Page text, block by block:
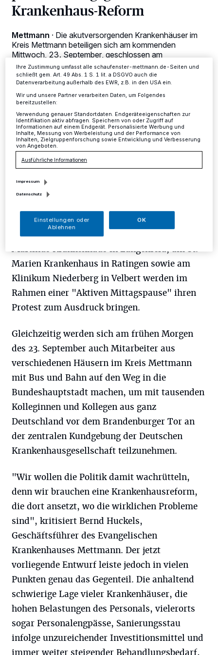
Krankenhaus-Reform
Mettmann · Die akutversorgenden Krankenhäuser im
Kreis Mettmann beteiligen sich am kommenden
Mittwoch, 23. September, geschlossen am
bundesweiten Aktionstag gegen die geplante
Krankenhausreform.
18.09.2015 , 12:38 Uhr Eine Minute Lesezeit
Z am St. Josef Krankenhaus in Haan, am
St. Josefs Krankenhaus in Hilden, am St.
Martinus Krankenhaus in Langenfeld, am St.
Marien Krankenhaus in Ratingen sowie am
Klinikum Niederberg in Velbert werden im
Rahmen einer "Aktiven Mittagspause" ihren
Protest zum Ausdruck bringen.
Gleichzeitig werden sich am frühen Morgen
des 23. September auch Mitarbeiter aus
verschiedenen Häusern im Kreis Mettmann
mit Bus und Bahn auf den Weg in die
Bundeshauptstadt machen, um mit tausenden
Kolleginnen und Kollegen aus ganz
Deutschland vor dem Brandenburger Tor an
der zentralen Kundgebung der Deutschen
Krankenhausgesellschaft teilzunehmen.
"Wir wollen die Politik damit wachrütteln,
denn wir brauchen eine Krankenhausreform,
die dort ansetzt, wo die wirklichen Probleme
sind", kritisiert Bernd Huckels,
Geschäftsführer des Evangelischen
Krankenhauses Mettmann. Der jetzt
vorliegende Entwurf leiste jedoch in vielen
Punkten genau das Gegenteil. Die anhaltend
schwierige Lage vieler Krankenhäuser, die
hohen Belastungen des Personals, vielerorts
sogar Personalengpässe, Sanierungsstau
infolge unzureichender Investitionsmittel und
immer weiter steigender Behandlungsbedarf,
Zwecke. Wenn Tracker deaktiviert sind, sind manche Inhalte und
Anzeigen möglicherweise nicht mehr so relevant für Sie. Sie können
ändern oder Ihre Einwilligung zu widerrufen, indem Sie auf den Link
Einstellungen oder Ablehnen am unteren Rand der Webseite klicken.
Ihre Einstellungen gelten innerhalb unseres Website. Weitere
Informationen finden Sie in unserer Datenschutzerklärung.
Ihre Zustimmung umfasst alle schaufenster-mettmann.de-Seiten und
schließt gem. Art. 49 Abs. 1 S. 1 lit. a DSGVO auch die
Datenverarbeitung außerhalb des EWR, z.B. in den USA ein.
Wir und unsere Partner verarbeiten Daten, um Folgendes
bereitzustellen:
Verwendung genauer Standortdaten. Endgeräteeigenschaften zur
Identifikation aktiv abfragen. Speichern von oder Zugriff auf
Informationen auf einem Endgerät. Personalisierte Werbung und
Inhalte, Messung von Werbeleistung und der Performance von
Inhalten, Zielgruppenforschung sowie Entwicklung und Verbesserung
von Angeboten.
Ausführliche Informationen
Impressum
Datenschutz
Einstellungen oder
Ablehnen
OK